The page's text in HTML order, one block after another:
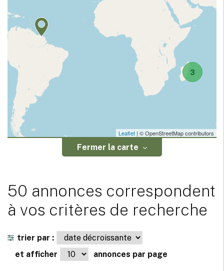
3
Leaflet | © OpenStreetMap contributors
Fermer la carte
50 annonces correspondent
à vos critères de recherche
trier par :
et afficher
annonces par page